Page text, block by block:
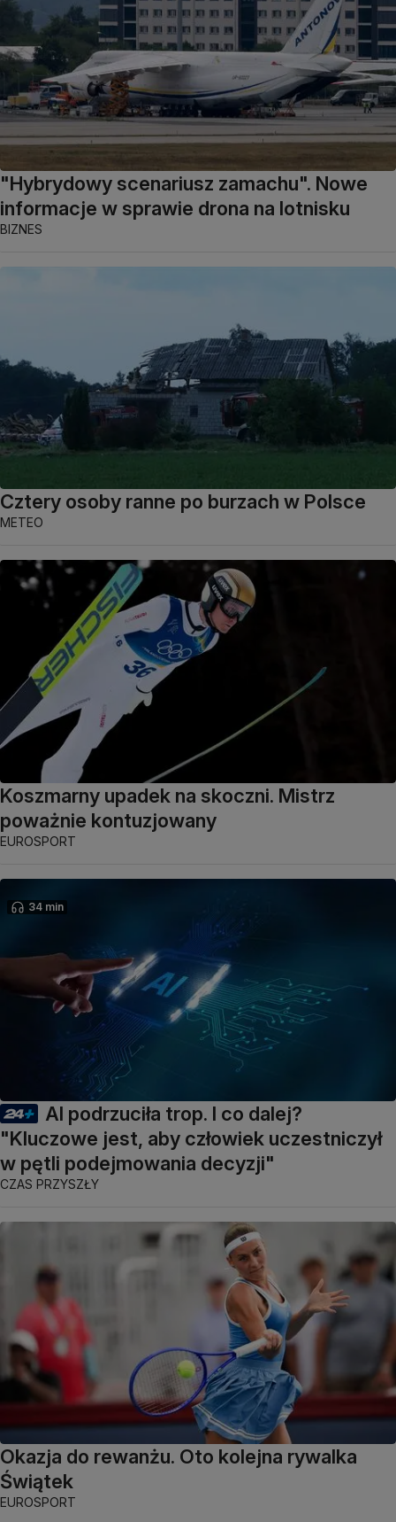
"Hybrydowy scenariusz zamachu". Nowe
informacje w sprawie drona na lotnisku
BIZNES
Cztery osoby ranne po burzach w Polsce
METEO
Koszmarny upadek na skoczni. Mistrz
poważnie kontuzjowany
EUROSPORT
34 min
AI podrzuciła trop. I co dalej?
"Kluczowe jest, aby człowiek uczestniczył
w pętli podejmowania decyzji"
CZAS PRZYSZŁY
Okazja do rewanżu. Oto kolejna rywalka
Świątek
EUROSPORT